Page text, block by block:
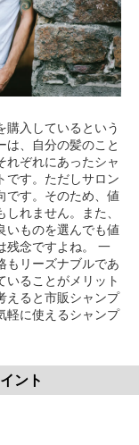
購入しているという
は、自分の髪のこと
れぞれにあったシャ
です。ただしサロン
です。そのため、値
れません。また、
いものを選んでも値
残念ですよね。 一
もリーズナブルであ
いることがメリット
えると市販シャンプ
軽に使えるシャンプ
ント